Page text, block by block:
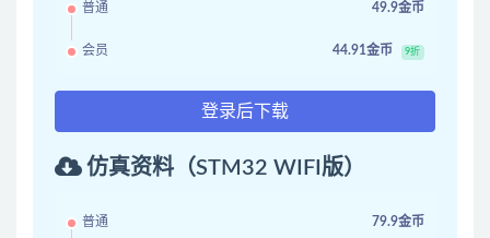
普通 49.9金币
会员 44.91金币 9折
登录后下载
仿真资料（STM32 WIFI版）
普通 79.9金币